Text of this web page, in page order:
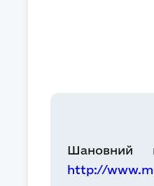
Шановний
http://